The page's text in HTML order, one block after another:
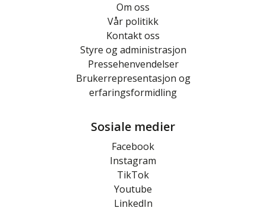
Om oss
Vår politikk
Kontakt oss
Styre og administrasjon
Pressehenvendelser
Brukerrepresentasjon og
erfaringsformidling
Sosiale medier
Facebook
Instagram
TikTok
Youtube
LinkedIn